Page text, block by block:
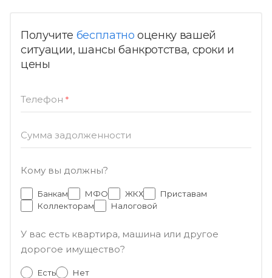
Получите бесплатно оценку вашей
ситуации, шансы банкротства, сроки и
цены
Телефон *
Сумма задолженности
Кому вы должны?
Банкам МФО ЖКХ
Приставам
Коллекторам
Налоговой
У вас есть квартира, машина или другое
дорогое имущество?
Есть Нет